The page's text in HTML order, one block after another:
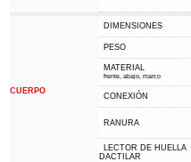
CUERPO
DIMENSIONES
PESO
MATERIAL
frente, abajo, marco
CONEXIÓN
RANURA
LECTOR DE HUELLA
DACTILAR